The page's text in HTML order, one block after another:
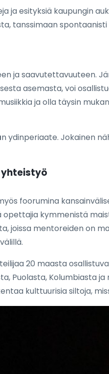
ja esityksiä kaupungin
tanssimaan
ja saavutettavuuteen.
asemasta, voi
ja olla täysin
n ydinperiaate. Jokainen
foorumina
opettajia kymmenistä
joissa mentoreiden on
20 maasta
Puolasta, Kolumbiasta
kulttuurisia siltoja,